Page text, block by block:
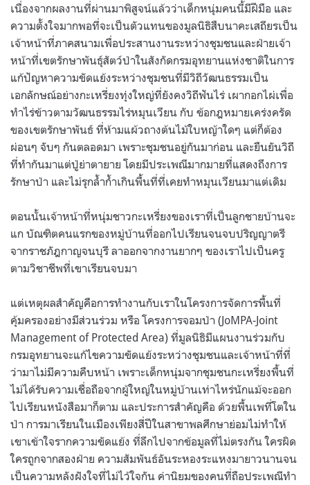
เนื่องจากผลงานที่ผ่านมาพิสูจน์แล้วว่าเด็กหนุ่มคนนี้มีฝีมือ และ
ความตั้งใจมากพอที่จะเป็นตัวแทนของมูลนิธิสืบนาคะเสถียรเป็น
เจ้าหน้าที่ภาคสนามเพื่อประสานงานระหว่างชุมชนและฝ่ายเจ้า
หน้าที่เขตรักษาพันธุ์สัตว์ป่าในสังกัดกรมอุทยานแห่งชาติในการ
แก้ปัญหาความขัดแย้งระหว่างชุมชนที่มีวิถีวัฒนธรรมเป็น
เอกลักษณ์อย่างกะเหรี่ยงทุ่งใหญ่ที่ยังคงวิถีฟันไร่ เผากอกไผ่เพื่อ
ทำไร่ข้าวตามวัฒนธรรมไร่หมุนเวียน กับ ข้อกฎหมายเคร่งครัด
ของเขตรักษาพันธ์ ที่ห้ามแผ้วถางต้นไม้ใบหญ้าใดๆ แต่ก็ต้อง
ผ่อนๆ จับๆ กันตลอดมา เพราะชุมชนอยู่กันมาก่อน และยืนยันวิถี
ที่ทำกันมาแต่ปู่ย่าตายาย โดยมีประเพณีมากมายที่แสดงถึงการ
รักษาป่า และไม่รุกล้ำก้ำเกินพื้นที่ที่เคยทำหมุนเวียนมาแต่เดิม
ตอนนั้นเจ้าหน้าที่หนุ่มชาวกะเหรี่ยงของเราที่เป็นลูกชายบ้านจะ
แก บัณฑิตคนแรกของหมู่บ้านที่ออกไปเรียนจนจบปริญญาตรี
จากราชภัฎกาญจนบุรี ลาออกจากงานยากๆ ของเราไปเป็นครู
ตามวิชาชีพที่เขาเรียนจบมา
แต่เหตุผลสำคัญคือการทำงานกับเราในโครงการจัดการพื้นที่
คุ้มครองอย่างมีส่วนร่วม หรือ โครงการจอมป่า (JoMPA-Joint
Management of Protected Area) ที่มูลนิธิมีแผนงานร่วมกับ
กรมอุทยานจะแก้ไขความขัดแย้งระหว่างชุมชนและเจ้าหน้าที่ที่
ว่ามาไม่มีความคืบหน้า เพราะเด็กหนุ่มจากชุมชนกะเหรี่ยงพื้นที่
ไม่ได้รับความเชื่อถือจากผู้ใหญ่ในหมู่บ้านเท่าไหร่นักแม้จะออก
ไปเรียนหนังสือมาก็ตาม และประการสำคัญคือ ด้วยพื้นเพที่โตใน
ป่า การมาเรียนในเมืองเพียงสี่ปีในสาขาพลศึกษาย่อมไม่ทำให้
เขาเข้าใจรากความขัดแย้ง ที่ลึกไปจากข้อมูลที่ไม่ตรงกัน ใครผิด
ใครถูกจากสองฝ่าย ความสัมพันธ์อันระหองระแหงมายาวนานจน
เป็นความหลังฝังใจที่ไม่ไว้ใจกัน ค่านิยมของคนที่ถือประเพณีทำ